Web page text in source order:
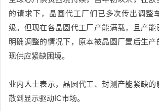
的请求下，晶圆代工厂们已多次传出调整
级。但现在各晶圆代工厂产能满载，且产能
明确调整的情况下，原本被晶圆厂置后生产
现供应紧缺困境。
业内人士表示，晶圆代工、封测产能紧缺
散到显示驱动IC市场。